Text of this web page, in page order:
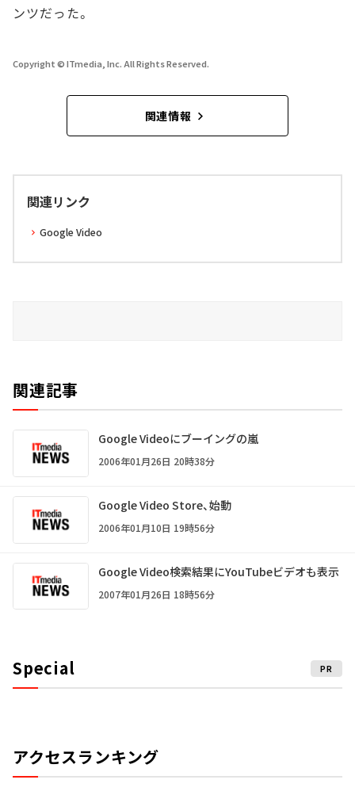
ンツだった。
Copyright © ITmedia, Inc. All Rights Reserved.
関連情報
関連リンク
Google Video
関連記事
Google Videoにブーイングの嵐
2006年01月26日 20時38分
Google Video Store、始動
2006年01月10日 19時56分
Google Video検索結果にYouTubeビデオも表示
2007年01月26日 18時56分
Special PR
アクセスランキング